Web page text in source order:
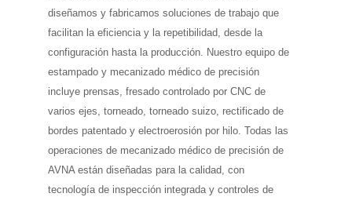
diseñamos y fabricamos soluciones de trabajo que
facilitan la eficiencia y la repetibilidad, desde la
configuración hasta la producción. Nuestro equipo de
estampado y mecanizado médico de precisión
incluye prensas, fresado controlado por CNC de
varios ejes, torneado, torneado suizo, rectificado de
bordes patentado y electroerosión por hilo. Todas las
operaciones de mecanizado médico de precisión de
AVNA están diseñadas para la calidad, con
tecnología de inspección integrada y controles de